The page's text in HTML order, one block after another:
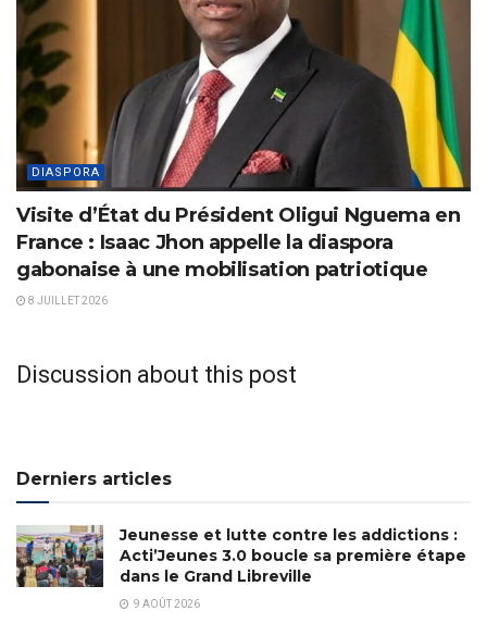
DIASPORA
Visite d’État du Président Oligui Nguema en
France : Isaac Jhon appelle la diaspora
gabonaise à une mobilisation patriotique
8 JUILLET 2026
Discussion about this post
Derniers articles
Jeunesse et lutte contre les addictions :
Acti’Jeunes 3.0 boucle sa première étape
dans le Grand Libreville
9 AOÛT 2026